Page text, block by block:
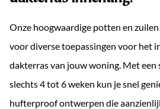
Onze hoogwaardige potten en
voor diverse toepassingen voor het
dakterras van jouw woning. Met een
slechts 4 tot 6 weken kun je snel
hufterproof ontwerpen die